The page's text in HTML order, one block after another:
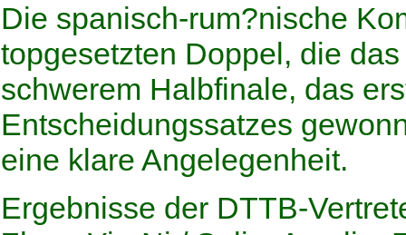
Die spanisch-rum?nische
topgesetzten Doppel, die
schwerem Halbfinale, das
Entscheidungssatzes
eine klare Angelegenheit.
Ergebnisse der DTTB-